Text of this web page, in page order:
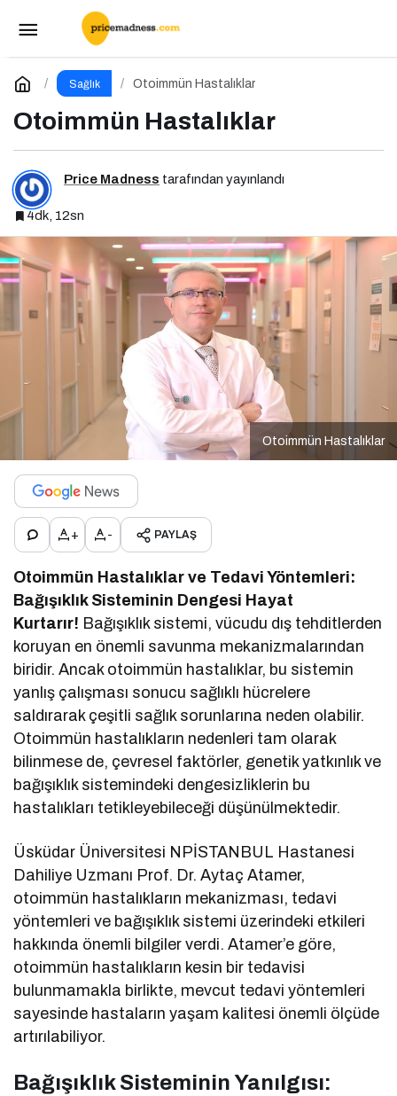
Sağlık Otoimmün Hastalıklar
Otoimmün Hastalıklar
Price Madness tarafından yayınlandı
4dk, 12sn
Otoimmün Hastalıklar
+ - PAYLAŞ
Otoimmün Hastalıklar ve Tedavi Yöntemleri:
Bağışıklık Sisteminin Dengesi Hayat
Kurtarır! Bağışıklık sistemi, vücudu dış tehditlerden
koruyan en önemli savunma mekanizmalarından
biridir. Ancak otoimmün hastalıklar, bu sistemin
yanlış çalışması sonucu sağlıklı hücrelere
saldırarak çeşitli sağlık sorunlarına neden olabilir.
Otoimmün hastalıkların nedenleri tam olarak
bilinmese de, çevresel faktörler, genetik yatkınlık ve
bağışıklık sistemindeki dengesizliklerin bu
hastalıkları tetikleyebileceği düşünülmektedir.
Üsküdar Üniversitesi NPİSTANBUL Hastanesi
Dahiliye Uzmanı Prof. Dr. Aytaç Atamer,
otoimmün hastalıkların mekanizması, tedavi
yöntemleri ve bağışıklık sistemi üzerindeki etkileri
hakkında önemli bilgiler verdi. Atamer’e göre,
otoimmün hastalıkların kesin bir tedavisi
bulunmamakla birlikte, mevcut tedavi yöntemleri
sayesinde hastaların yaşam kalitesi önemli ölçüde
artırılabiliyor.
Bağışıklık Sisteminin Yanılgısı:
Bağırsaklar: Zihinsel ve Fiziksel Sağlığımızın
Gizli Yöneticisi!
Yorum Yap